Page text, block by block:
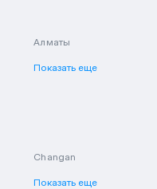
Алматы
Показать еще
Changan
Показать еще